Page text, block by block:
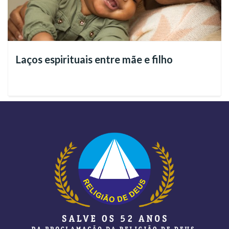
Drogas na adolescência: Como iniciar a
conversa?
Veja a seguir, as recomendações do Ministro-Pregador da
Religião de Deus, do Cristo e do Espírito Santo, Émerson
pela Secretaria Nacional de Políticas sobre Drogas (SENAD),
Laços espirituais entre mãe e filho